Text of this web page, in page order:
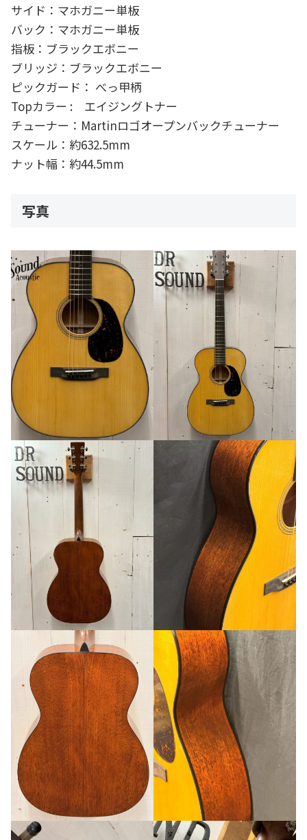
サイド：マホガニー単板
バック：マホガニー単板
指板：ブラックエボニー
ブリッジ：ブラックエボニー
ピックガード： べっ甲柄
Topカラー : エイジングトナー
チューナー：Martinロゴオープンバックチューナー
スケール：約632.5mm
ナット幅：約44.5mm
写真